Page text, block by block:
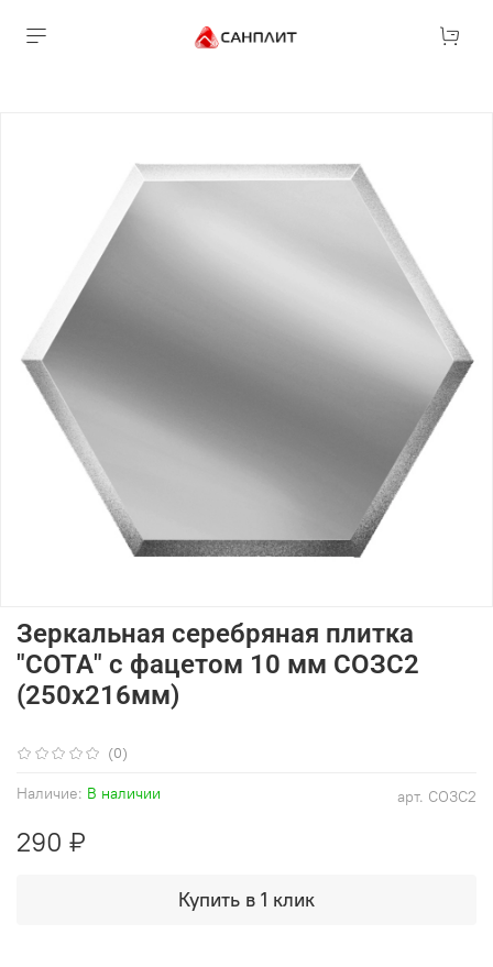
(0)
арт. СОЗС2
Наличие: В наличии
Зеркальная серебряная плитка
"СОТА" с фацетом 10 мм СОЗС2
(250х216мм)
290 ₽
Купить в 1 клик